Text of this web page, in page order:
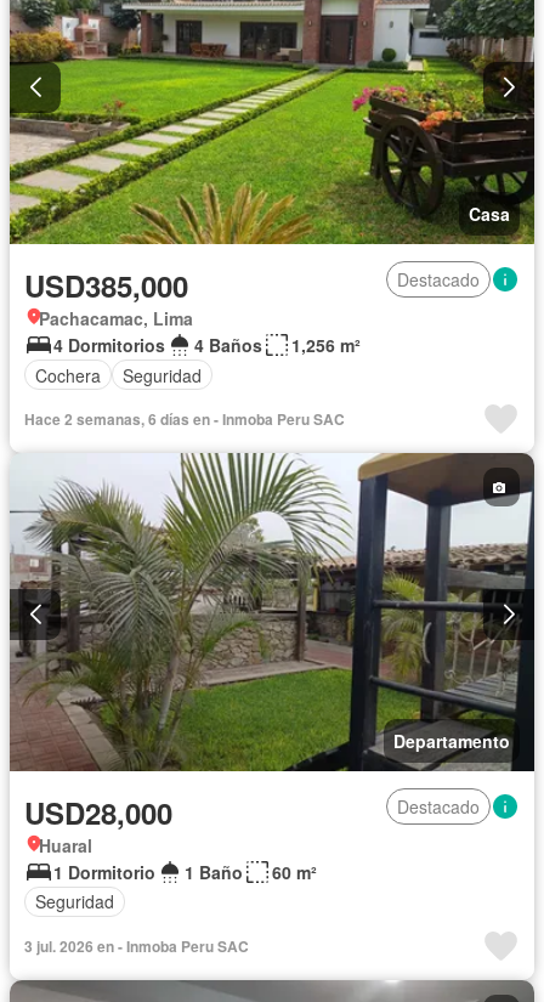
Casa
USD385,000
Destacado
Pachacamac, Lima
4 Dormitorios
4 Baños
1,256 m²
Cochera
Seguridad
Hace 2 semanas, 6 días en - Inmoba Peru SAC
Departamento
USD28,000
Destacado
Huaral
1 Dormitorio
1 Baño
60 m²
Seguridad
3 jul. 2026 en - Inmoba Peru SAC